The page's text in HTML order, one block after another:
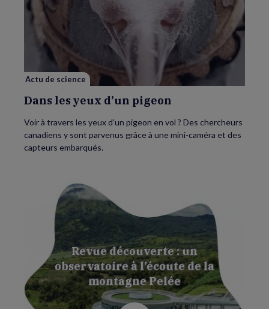
Actu de science
Dans les yeux d’un pigeon
Voir à travers les yeux d’un pigeon en vol ? Des chercheurs
canadiens y sont parvenus grâce à une mini-caméra et des
capteurs embarqués.
Revue découverte : un
observatoire à l’écoute de la
montagne Pelée